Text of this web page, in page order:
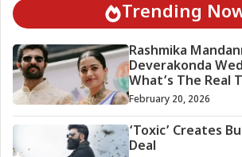
Trending
Rashmika
Deverakonda
What’s The Real
February 20, 2026
‘Toxic’ Creates
Deal